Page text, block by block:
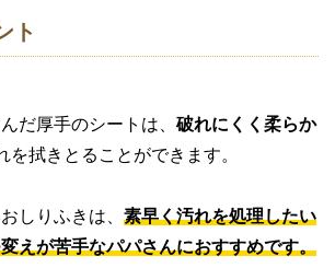
ト
だ厚手のシートは、 破れにくく柔らか
を拭きとることができます。
しりふきは、 素早く汚れを処理したい
えが苦手なパパさんにおすすめです。